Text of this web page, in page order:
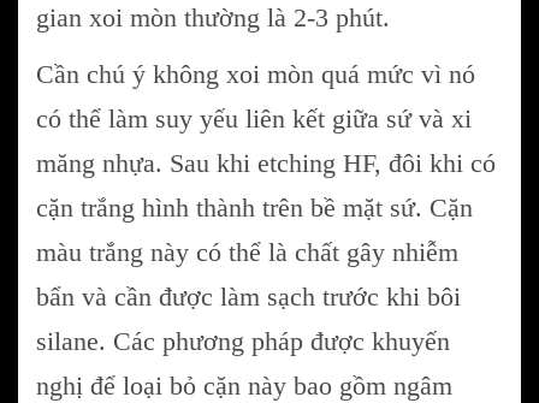
gian xoi mòn thường là 2-3 phút.
Cần chú ý không xoi mòn quá mức vì nó
có thể làm suy yếu liên kết giữa sứ và xi
măng nhựa. Sau khi etching HF, đôi khi có
cặn trắng hình thành trên bề mặt sứ. Cặn
màu trắng này có thể là chất gây nhiễm
bẩn và cần được làm sạch trước khi bôi
silane. Các phương pháp được khuyến
nghị để loại bỏ cặn này bao gồm ngâm